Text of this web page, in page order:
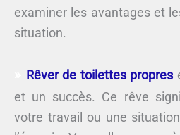
examiner les avantages et
situation.
Rêver de toilettes propres
et un succès. Ce rêve
votre travail ou une